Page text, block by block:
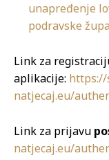
unapređenje
podravske
Link za
aplikacije: https://
natjecaj.eu/
Link za prijavu
natjecaj.eu/